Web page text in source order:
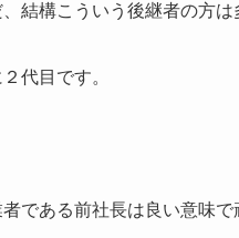
結構こういう後継者の方は
代目です。
である前社長は良い意味で